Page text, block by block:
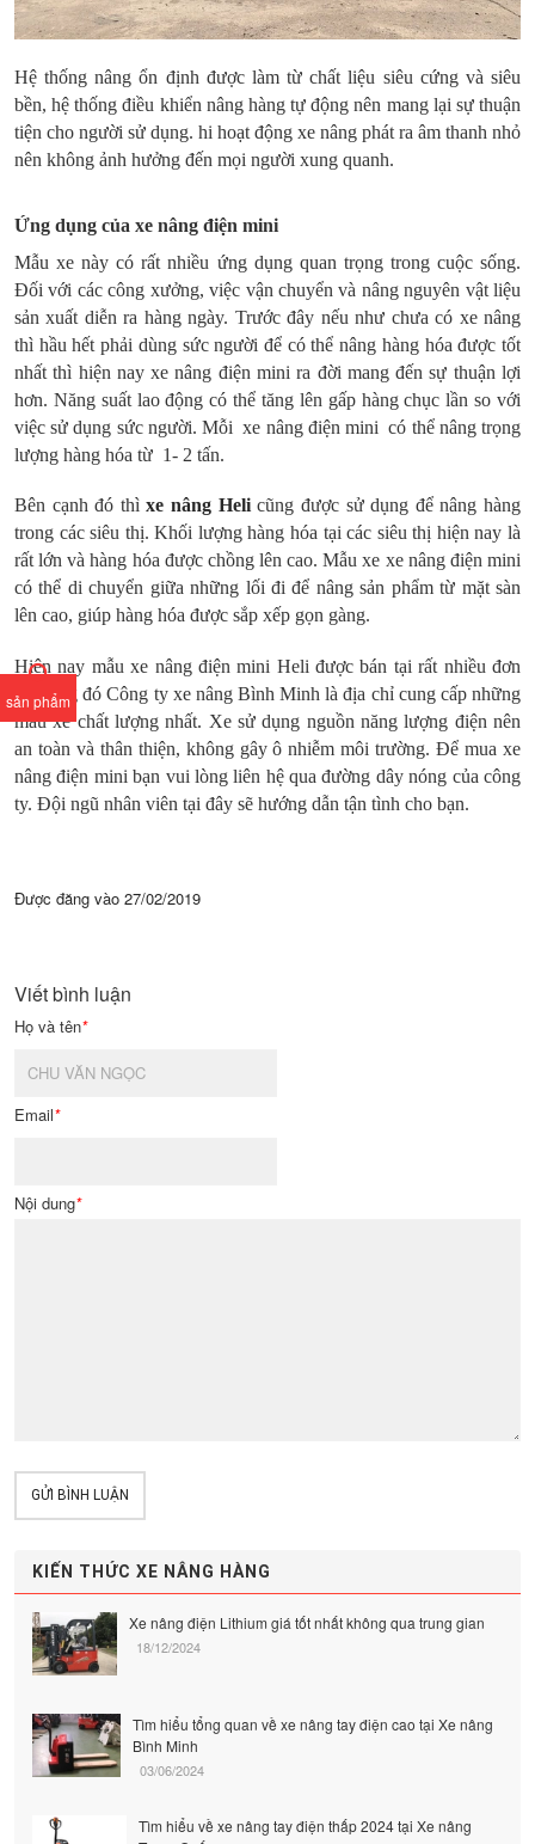
sản phẩm
Hệ thống nâng ổn định được làm từ chất liệu siêu cứng và siêu
bền, hệ thống điều khiển nâng hàng tự động nên mang lại sự thuận
tiện cho người sử dụng. hi hoạt động xe nâng phát ra âm thanh nhỏ
nên không ảnh hưởng đến mọi người xung quanh.
Ứng dụng của xe nâng điện mini
Mẫu xe này có rất nhiều ứng dụng quan trọng trong cuộc sống.
Đối với các công xưởng, việc vận chuyển và nâng nguyên vật liệu
sản xuất diễn ra hàng ngày. Trước đây nếu như chưa có xe nâng
thì hầu hết phải dùng sức người để có thể nâng hàng hóa được tốt
nhất thì hiện nay xe nâng điện mini ra đời mang đến sự thuận lợi
hơn. Năng suất lao động có thể tăng lên gấp hàng chục lần so với
việc sử dụng sức người. Mỗi xe nâng điện mini có thể nâng trọng
lượng hàng hóa từ 1- 2 tấn.
Bên cạnh đó thìxe nâng Helicũng được sử dụng để nâng hàng
trong các siêu thị. Khối lượng hàng hóa tại các siêu thị hiện nay là
rất lớn và hàng hóa được chồng lên cao. Mẫu xe xe nâng điện mini
có thể di chuyển giữa những lối đi để nâng sản phẩm từ mặt sàn
lên cao, giúp hàng hóa được sắp xếp gọn gàng.
Hiện nay mẫu xe nâng điện mini Heli được bán tại rất nhiều đơn
vị, trong đó Công ty xe nâng Bình Minh là địa chỉ cung cấp những
mẫu xe chất lượng nhất. Xe sử dụng nguồn năng lượng điện nên
an toàn và thân thiện, không gây ô nhiễm môi trường. Để mua xe
nâng điện mini bạn vui lòng liên hệ qua đường dây nóng của công
ty. Đội ngũ nhân viên tại đây sẽ hướng dẫn tận tình cho bạn.
Được đăng vào 27/02/2019
Viết bình luận
Họ và tên*
Email*
Nội dung*
GỬI BÌNH LUẬN
KIẾN THỨC XE NÂNG HÀNG
Xe nâng điện Lithium giá tốt nhất không qua trung gian
18/12/2024
Tìm hiểu tổng quan về xe nâng tay điện cao tại Xe nâng
Bình Minh
03/06/2024
Tìm hiểu về xe nâng tay điện thấp 2024 tại Xe nâng